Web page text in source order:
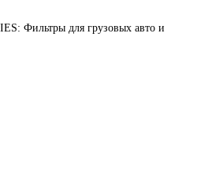
Фильтры для грузовых авто и